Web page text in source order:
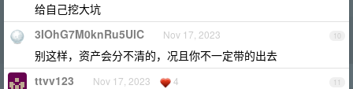
给自己挖大坑
10
3IOhG7M0knRu5UlC Nov 17, 2023
别这样，资产会分不清的，况且你不一定带的出去
11
ttvv123 Nov 17, 2023 4